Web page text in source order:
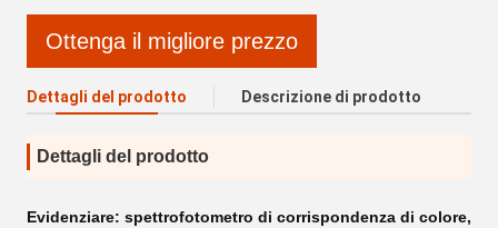
Ottenga il migliore prezzo
Dettagli del prodotto Descrizione di prodotto
Dettagli del prodotto
Evidenziare: spettrofotometro di corrispondenza di colore,